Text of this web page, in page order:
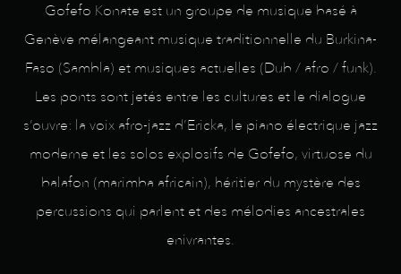
Gofefo Konate est un groupe de musique basé à
Genève mélangeant musique traditionnelle du Burkina-
Faso (Sambla) et musiques actuelles (Dub / afro / funk).
Les ponts sont jetés entre les cultures et le dialogue
s’ouvre: la voix afro-jazz d’Ericka, le piano électrique jazz
moderne et les solos explosifs de Gofefo, virtuose du
balafon (marimba africain), héritier du mystère des
percussions qui parlent et des mélodies ancestrales
enivrantes.